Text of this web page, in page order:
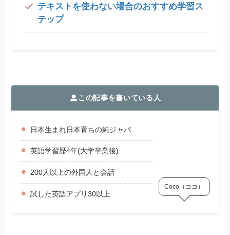
テキストを使わない場合のおすすめ学習ス
テップ
この記事を書いている人
日本生まれ日本育ちの純ジャパ
英語学習歴4年(大学卒業後)
200人以上の外国人と会話
試した英語アプリ30以上
Coco（ココ）